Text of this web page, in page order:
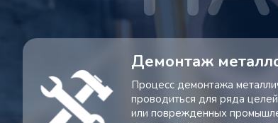
Демонтаж
Процесс демонтажа
проводиться для ряда
или поврежденных